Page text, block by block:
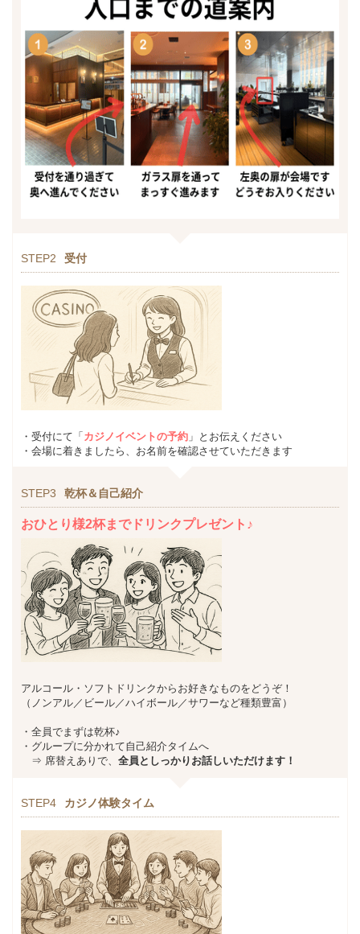
STEP2 受付
・受付にて「カジノイベントの予約 」とお伝えください
・会場に着きましたら、お名前を確認させていただきます
STEP3 乾杯＆自己紹介
おひとり様2杯までドリンクプレゼント♪
アルコール・ソフトドリンクからお好きなものをどうぞ！
（ノンアル／ビール／ハイボール／サワーなど種類豊富）
・全員でまずは乾杯♪
・グループに分かれて自己紹介タイムへ
⇒ 席替えありで、 全員としっかりお話しいただけます！
STEP4 カジノ体験タイム